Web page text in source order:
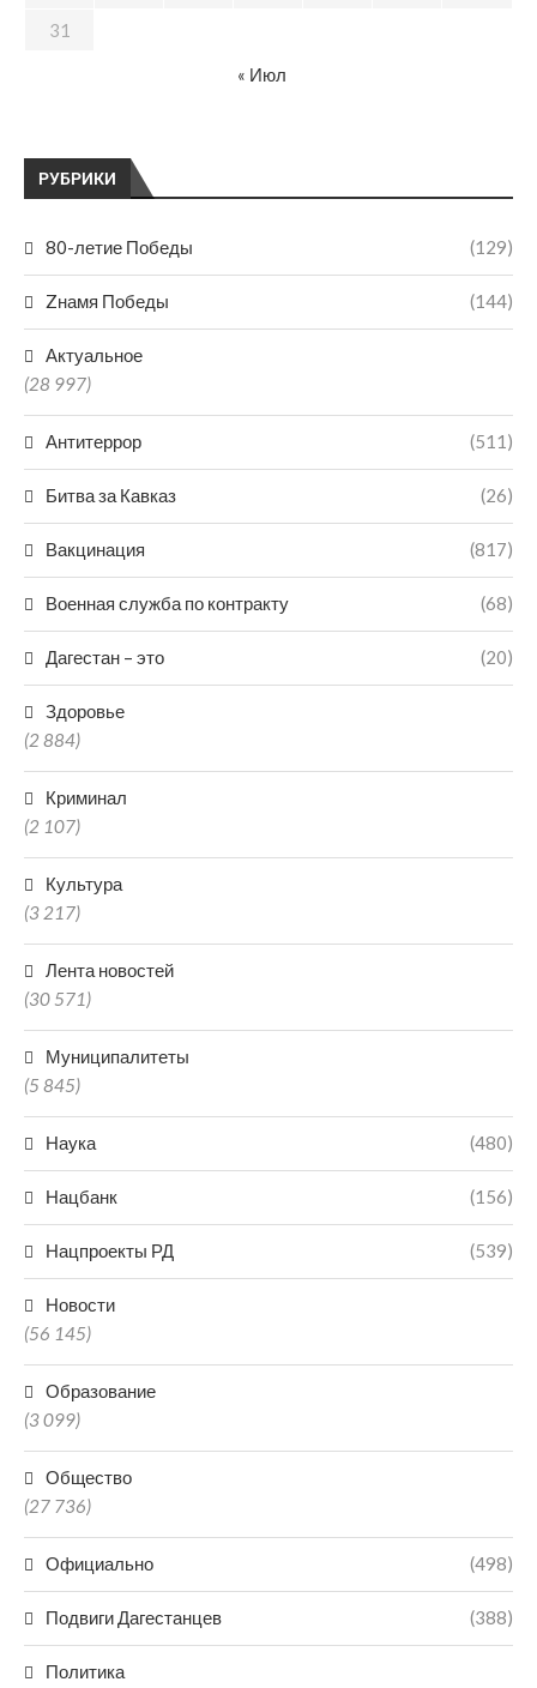
РУБРИКИ
80-летие Победы (129)
Zнамя Победы (144)
Актуальное
(28 997)
Антитеррор (511)
Битва за Кавказ (26)
Вакцинация (817)
Военная служба по контракту (68)
Дагестан – это (20)
Здоровье
(2 884)
Криминал
(2 107)
Культура
(3 217)
Лента новостей
(30 571)
Муниципалитеты
(5 845)
Наука (480)
Нацбанк (156)
Нацпроекты РД (539)
Новости
(56 145)
Образование
(3 099)
Общество
(27 736)
Официально (498)
Подвиги Дагестанцев (388)
Политика
31
« Июл